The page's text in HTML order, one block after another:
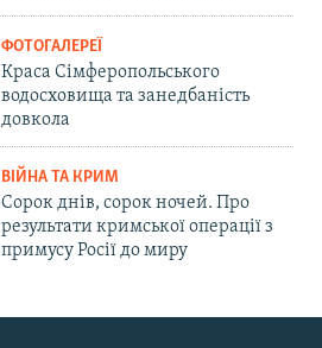
ФОТОГАЛЕРЕЇ
Краса Сімферопольського
водосховища та занедбаність
довкола
ВІЙНА ТА КРИМ
Сорок днів, сорок ночей. Про
результати кримської операції з
примусу Росії до миру